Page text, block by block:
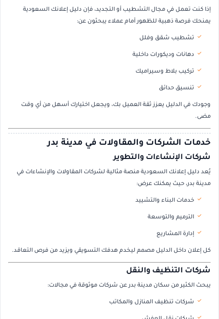
إذا كنت تعمل في مجال التشطيب أو التجديد، فإن دليل إعلانك السعودية
يمنحك فرصة ذهبية للظهور أمام عملاء يبحثون عن:
تشطيب شقق وفلل
دهانات وديكورات داخلية
تركيب بلاط وسيراميك
تنسيق حدائق
وجودك في الدليل يعزز ثقة العميل بك، ويجعل اختيارك أسهل من أي وقت
مضى.
خدمات الشركات والمقاولات في مدينة بدر
شركات الإنشاءات والتطوير
يُعد دليل إعلانك السعودية منصة مثالية لشركات المقاولات والإنشاءات في
مدينة بدر، حيث يمكنك عرض:
خدمات البناء والتشييد
الترميم والتوسعة
إدارة المشاريع
كل إعلان داخل الدليل مصمم ليخدم هدفك التسويقي ويزيد من فرص التعاقد.
شركات التنظيف والنقل
يبحث الكثير من سكان مدينة بدر عن شركات موثوقة في مجالات:
شركات تنظيف المنازل والمكاتب